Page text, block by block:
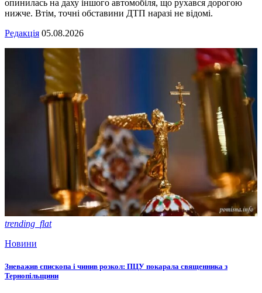
опинилась на даху іншого автомобіля, що рухався дорогою
нижче. Втім, точні обставини ДТП наразі не відомі.
Редакція 05.08.2026
trending_flat
Новини
Зневажив єпископа і чинив розкол: ПЦУ покарала священника з
Тернопільщини